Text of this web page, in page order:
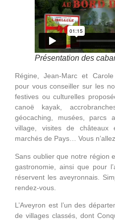
Présentation des
Régine, Jean-Marc et
pour vous conseiller sur les
festives ou culturelles
canoë kayak,
géocaching, musées, parcs
village, visites de châteaux
marchés de Pays… Vous
Sans oublier que notre région
gastronomie, ainsi que pour
réservent les aveyronnais.
rendez-vous.
L’Aveyron est l’un des
de villages classés, dont